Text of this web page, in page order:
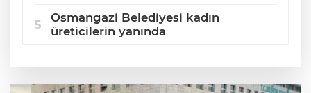
Osmangazi Belediyesi kadın
üreticilerin yanında